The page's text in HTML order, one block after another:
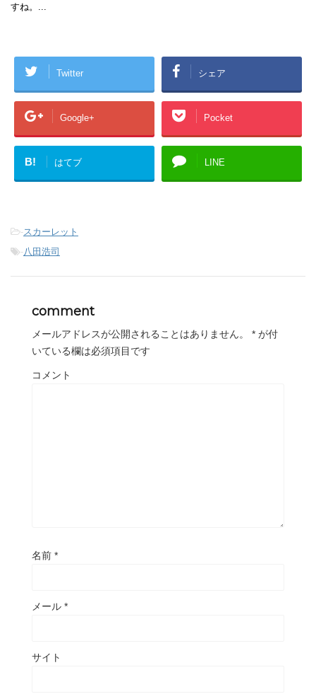
すね。...
Twitter シェア
Google+ Pocket
B! はてブ LINE
-スカーレット
-八田浩司
comment
メールアドレスが公開されることはありません。 * が付
いている欄は必須項目です
コメント
名前 *
メール *
サイト